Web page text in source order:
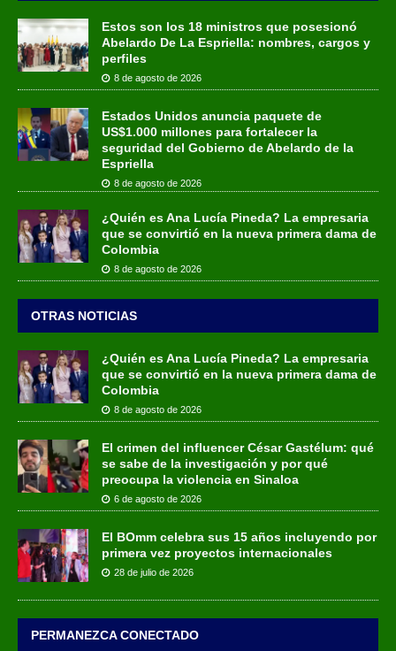
Estos son los 18 ministros que posesionó
Abelardo De La Espriella: nombres, cargos y
perfiles
8 de agosto de 2026
Estados Unidos anuncia paquete de
US$1.000 millones para fortalecer la
seguridad del Gobierno de Abelardo de la
Espriella
8 de agosto de 2026
¿Quién es Ana Lucía Pineda? La empresaria
que se convirtió en la nueva primera dama de
Colombia
8 de agosto de 2026
OTRAS NOTICIAS
¿Quién es Ana Lucía Pineda? La empresaria
que se convirtió en la nueva primera dama de
Colombia
8 de agosto de 2026
El crimen del influencer César Gastélum: qué
se sabe de la investigación y por qué
preocupa la violencia en Sinaloa
6 de agosto de 2026
El BOmm celebra sus 15 años incluyendo por
primera vez proyectos internacionales
28 de julio de 2026
PERMANEZCA CONECTADO